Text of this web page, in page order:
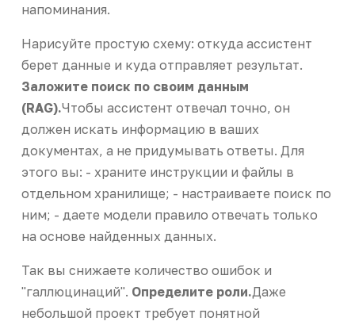
напоминания.
Нарисуйте простую схему: откуда ассистент
берет данные и куда отправляет результат.
Заложите поиск по своим данным
(RAG).Чтобы ассистент отвечал точно, он
должен искать информацию в ваших
документах, а не придумывать ответы. Для
этого вы: - храните инструкции и файлы в
отдельном хранилище; - настраиваете поиск по
ним; - даете модели правило отвечать только
на основе найденных данных.
Так вы снижаете количество ошибок и
"галлюцинаций". Определите роли.Даже
небольшой проект требует понятной